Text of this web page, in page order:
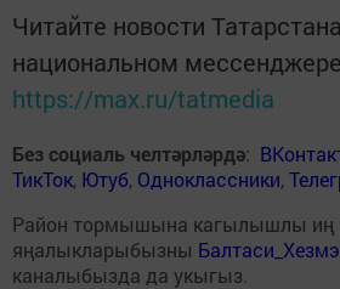
Читайте новости
национальном
https://max.ru/tatmedia
Без социаль челтәрләрдә:
ТикТок, Ютуб, Одноклассники,
Район тормышына кагылышлы иң
яңалыкларыбызны
каналыбызда да укыгыз.